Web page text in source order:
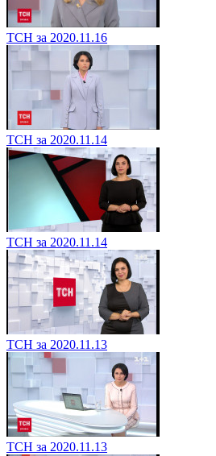
ТСН за 2020.11.16
ТСН за 2020.11.14
ТСН за 2020.11.14
ТСН за 2020.11.13
ТСН за 2020.11.13